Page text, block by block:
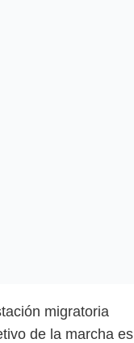
migratoria
de la marcha es